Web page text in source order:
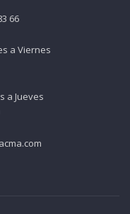
66
a Viernes
a Jueves